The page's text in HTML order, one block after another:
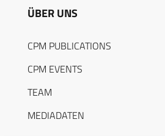
ÜBER UNS
CPM PUBLICATIONS
CPM EVENTS
TEAM
MEDIADATEN